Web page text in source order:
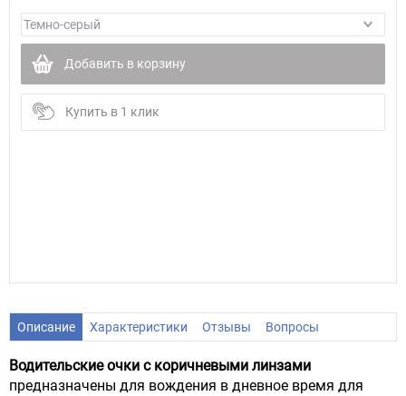
Добавить в корзину
Купить в 1 клик
Описание Характеристики Отзывы Вопросы
Водительские очки с коричневыми линзами
предназначены для вождения в дневное время для